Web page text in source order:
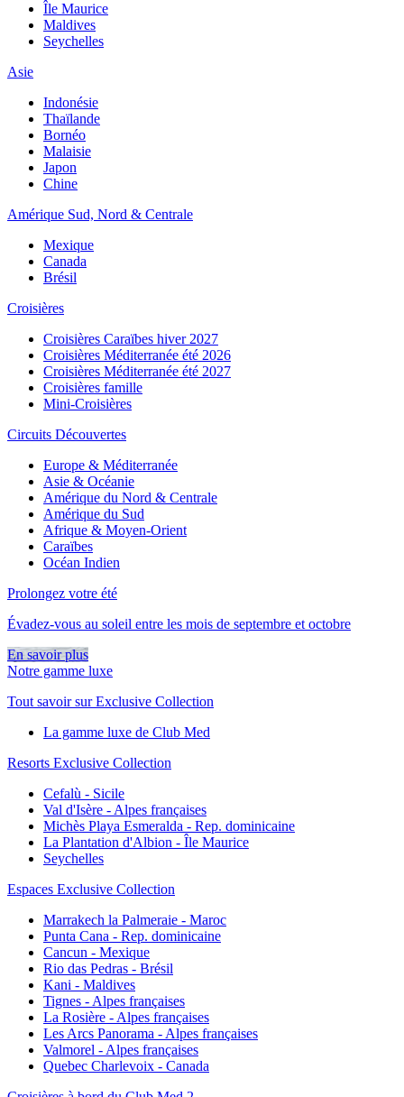
Île Maurice
Maldives
Seychelles
Asie
Indonésie
Thaïlande
Bornéo
Malaisie
Japon
Chine
Amérique Sud, Nord & Centrale
Mexique
Canada
Brésil
Croisières
Croisières Caraïbes hiver 2027
Croisières Méditerranée été 2026
Croisières Méditerranée été 2027
Croisières famille
Mini-Croisières
Circuits Découvertes
Europe & Méditerranée
Asie & Océanie
Amérique du Nord & Centrale
Amérique du Sud
Afrique & Moyen-Orient
Caraïbes
Océan Indien
Prolongez votre été
Évadez-vous au soleil entre les mois de septembre et octobre
En savoir plus
Notre gamme luxe
Tout savoir sur Exclusive Collection
La gamme luxe de Club Med
Resorts Exclusive Collection
Cefalù - Sicile
Val d'Isère - Alpes françaises
Michès Playa Esmeralda - Rep. dominicaine
La Plantation d'Albion - Île Maurice
Seychelles
Espaces Exclusive Collection
Marrakech la Palmeraie - Maroc
Punta Cana - Rep. dominicaine
Cancun - Mexique
Rio das Pedras - Brésil
Kani - Maldives
Tignes - Alpes françaises
La Rosière - Alpes françaises
Les Arcs Panorama - Alpes françaises
Valmorel - Alpes françaises
Quebec Charlevoix - Canada